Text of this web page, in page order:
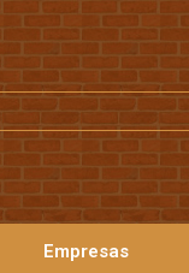
Empresas